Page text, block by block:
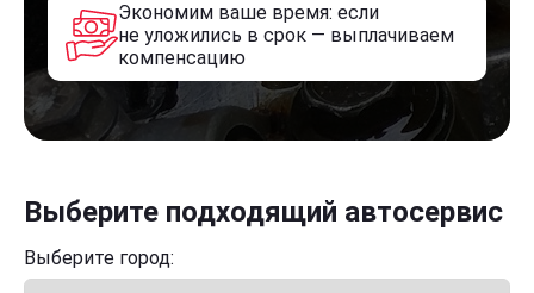
Экономим ваше время: если
не уложились в срок — выплачиваем
компенсацию
Выберите подходящий автосервис
Выберите город: